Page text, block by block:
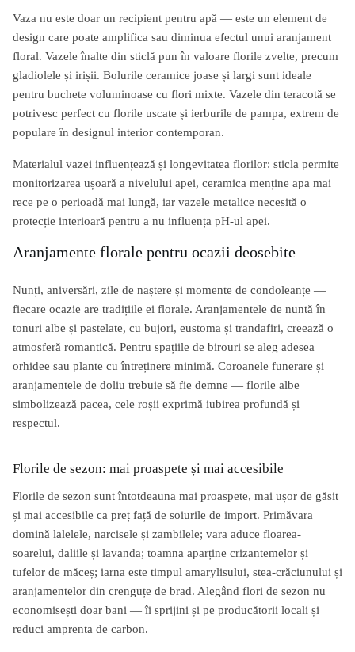
Vaza nu este doar un recipient pentru apă — este un element de
design care poate amplifica sau diminua efectul unui aranjament
floral. Vazele înalte din sticlă pun în valoare florile zvelte, precum
gladiolele și irișii. Bolurile ceramice joase și largi sunt ideale
pentru buchete voluminoase cu flori mixte. Vazele din teracotă se
potrivesc perfect cu florile uscate și ierburile de pampa, extrem de
populare în designul interior contemporan.
Materialul vazei influențează și longevitatea florilor: sticla permite
monitorizarea ușoară a nivelului apei, ceramica menține apa mai
rece pe o perioadă mai lungă, iar vazele metalice necesită o
protecție interioară pentru a nu influența pH-ul apei.
Aranjamente florale pentru ocazii deosebite
Nunți, aniversări, zile de naștere și momente de condoleanțe —
fiecare ocazie are tradițiile ei florale. Aranjamentele de nuntă în
tonuri albe și pastelate, cu bujori, eustoma și trandafiri, creează o
atmosferă romantică. Pentru spațiile de birouri se aleg adesea
orhidee sau plante cu întreținere minimă. Coroanele funerare și
aranjamentele de doliu trebuie să fie demne — florile albe
simbolizează pacea, cele roșii exprimă iubirea profundă și
respectul.
Florile de sezon: mai proaspete și mai accesibile
Florile de sezon sunt întotdeauna mai proaspete, mai ușor de găsit
și mai accesibile ca preț față de soiurile de import. Primăvara
domină lalelele, narcisele și zambilele; vara aduce floarea-
soarelui, daliile și lavanda; toamna aparține crizantemelor și
tufelor de măceș; iarna este timpul amarylisului, stea-crăciunului și
aranjamentelor din crenguțe de brad. Alegând flori de sezon nu
economisești doar bani — îi sprijini și pe producătorii locali și
reduci amprenta de carbon.